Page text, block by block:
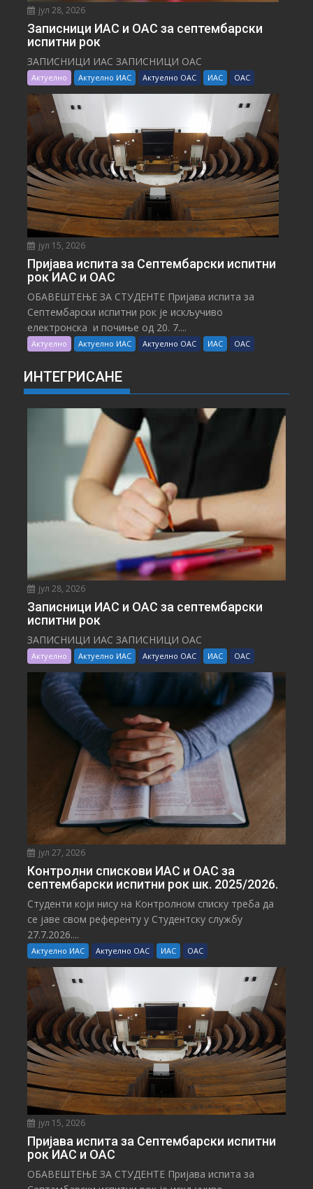
јул 28, 2026
Записници ИАС и ОАС за септембарски
испитни рок
ЗАПИСНИЦИ ИАС ЗАПИСНИЦИ ОАС
Актуелно Актуелно ИАС Актуелно ОАС ИАС ОАС
јул 15, 2026
Пријава испита за Септембарски испитни
рок ИАС и ОАС
ОБАВЕШТЕЊЕ ЗА СТУДЕНТЕ Пријава испита за
Септембарски испитни рок је искључиво
електронска и почиње од 20. 7....
Актуелно Актуелно ИАС Актуелно ОАС ИАС ОАС
ИНТЕГРИСАНЕ
јул 28, 2026
Записници ИАС и ОАС за септембарски
испитни рок
ЗАПИСНИЦИ ИАС ЗАПИСНИЦИ ОАС
Актуелно Актуелно ИАС Актуелно ОАС ИАС ОАС
јул 27, 2026
Контролни спискови ИАС и ОАС за
септембарски испитни рок шк. 2025/2026.
Студенти који нису на Контролном списку треба да
се јаве свом референту у Студентску службу
27.7.2026....
Актуелно ИАС Актуелно ОАС ИАС ОАС
јул 15, 2026
Пријава испита за Септембарски испитни
рок ИАС и ОАС
ОБАВЕШТЕЊЕ ЗА СТУДЕНТЕ Пријава испита за